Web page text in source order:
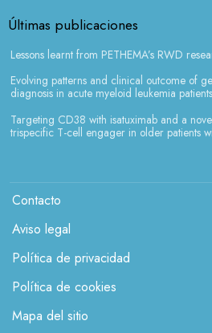
Últimas publicaciones
Lessons learnt from PETHEMA’s RWD
Evolving patterns and clinical outcome of
diagnosis in acute myeloid leukemia
Targeting CD38 with isatuximab and a
trispecific T-cell engager in older patients
Menú legales
Contacto
Aviso legal
Política de privacidad
Política de cookies
Mapa del sitio